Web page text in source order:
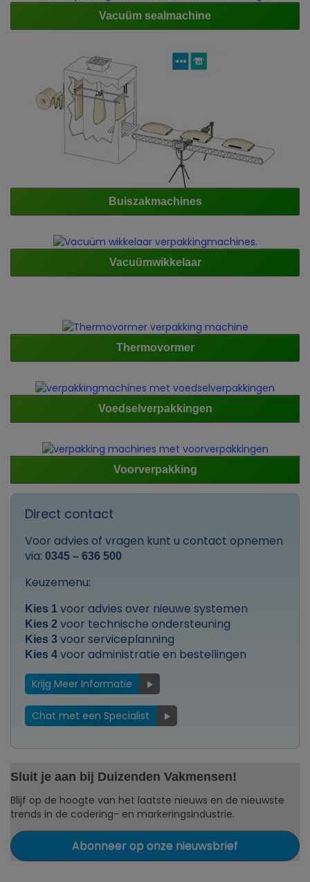
Vacuüm sealmachine
Buiszakmachines
Vacuümwikkelaar
Thermovormer
Voedselverpakkingen
Voorverpakking
Direct contact
Voor advies of vragen kunt u contact opnemen
via: 0345 – 636 500
Keuzemenu:
Kies 1 voor advies over nieuwe systemen
Kies 2 voor technische ondersteuning
Kies 3 voor serviceplanning
Kies 4 voor administratie en bestellingen
Krijg Meer Informatie
Chat met een Specialist
Sluit je aan bij Duizenden Vakmensen!
Blijf op de hoogte van het laatste nieuws en de nieuwste
trends in de codering- en markeringsindustrie.
Abonneer op onze nieuwsbrief